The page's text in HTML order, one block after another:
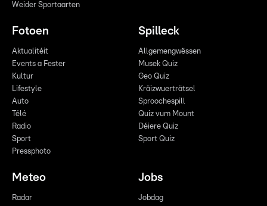
Weider Sportaarten
Fotoen
Aktualitéit
Events a Fester
Kultur
Lifestyle
Auto
Télé
Radio
Sport
Pressphoto
Spilleck
Allgemengwëssen
Musek Quiz
Geo Quiz
Kräizwuerträtsel
Sproochespill
Quiz vum Mount
Déiere Quiz
Sport Quiz
Meteo
Radar
Jobs
Jobdag